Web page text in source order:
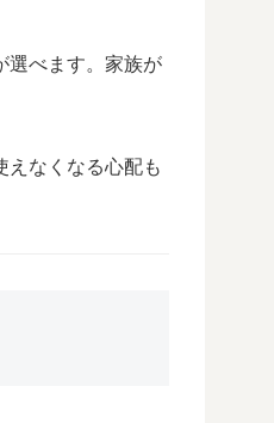
選べます。家族が
えなくなる心配も